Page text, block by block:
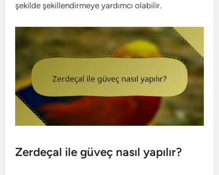
şekilde şekillendirmeye yardımcı olabilir.
Zerdeçal ile güveç nasıl yapılır?